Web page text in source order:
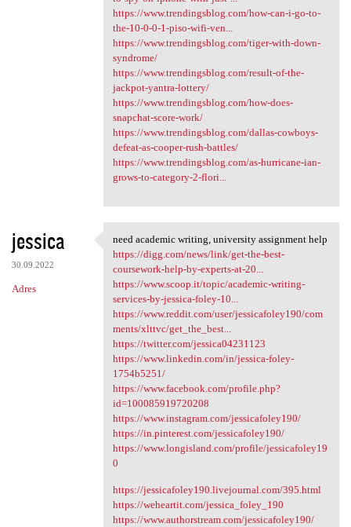
https://www.trendingsblog.com/how-can-i-go-to-
the-10-0-0-1-piso-wifi-ven...
https://www.trendingsblog.com/tiger-with-down-
syndrome/
https://www.trendingsblog.com/result-of-the-
jackpot-yantra-lottery/
https://www.trendingsblog.com/how-does-
snapchat-score-work/
https://www.trendingsblog.com/dallas-cowboys-
defeat-as-cooper-rush-battles/
https://www.trendingsblog.com/as-hurricane-ian-
grows-to-category-2-flori...
jessica
30.09.2022
Adres
need academic writing,
need academic writing, university assignment help
https://digg.com/news/link/get-the-best-
coursework-help-by-experts-at-20...
https://www.scoop.it/topic/academic-writing-
services-by-jessica-foley-10...
https://www.reddit.com/user/jessicafoley190/com
ments/xlttvc/get_the_best...
https://twitter.com/jessica04231123
https://www.linkedin.com/in/jessica-foley-
1754b5251/
https://www.facebook.com/profile.php?
id=100085919720208
https://www.instagram.com/jessicafoley190/
https://in.pinterest.com/jessicafoley190/
https://www.longisland.com/profile/jessicafoley19
0
https://jessicafoley190.livejournal.com/395.html
https://weheartit.com/jessica_foley_190
https://www.authorstream.com/jessicafoley190/